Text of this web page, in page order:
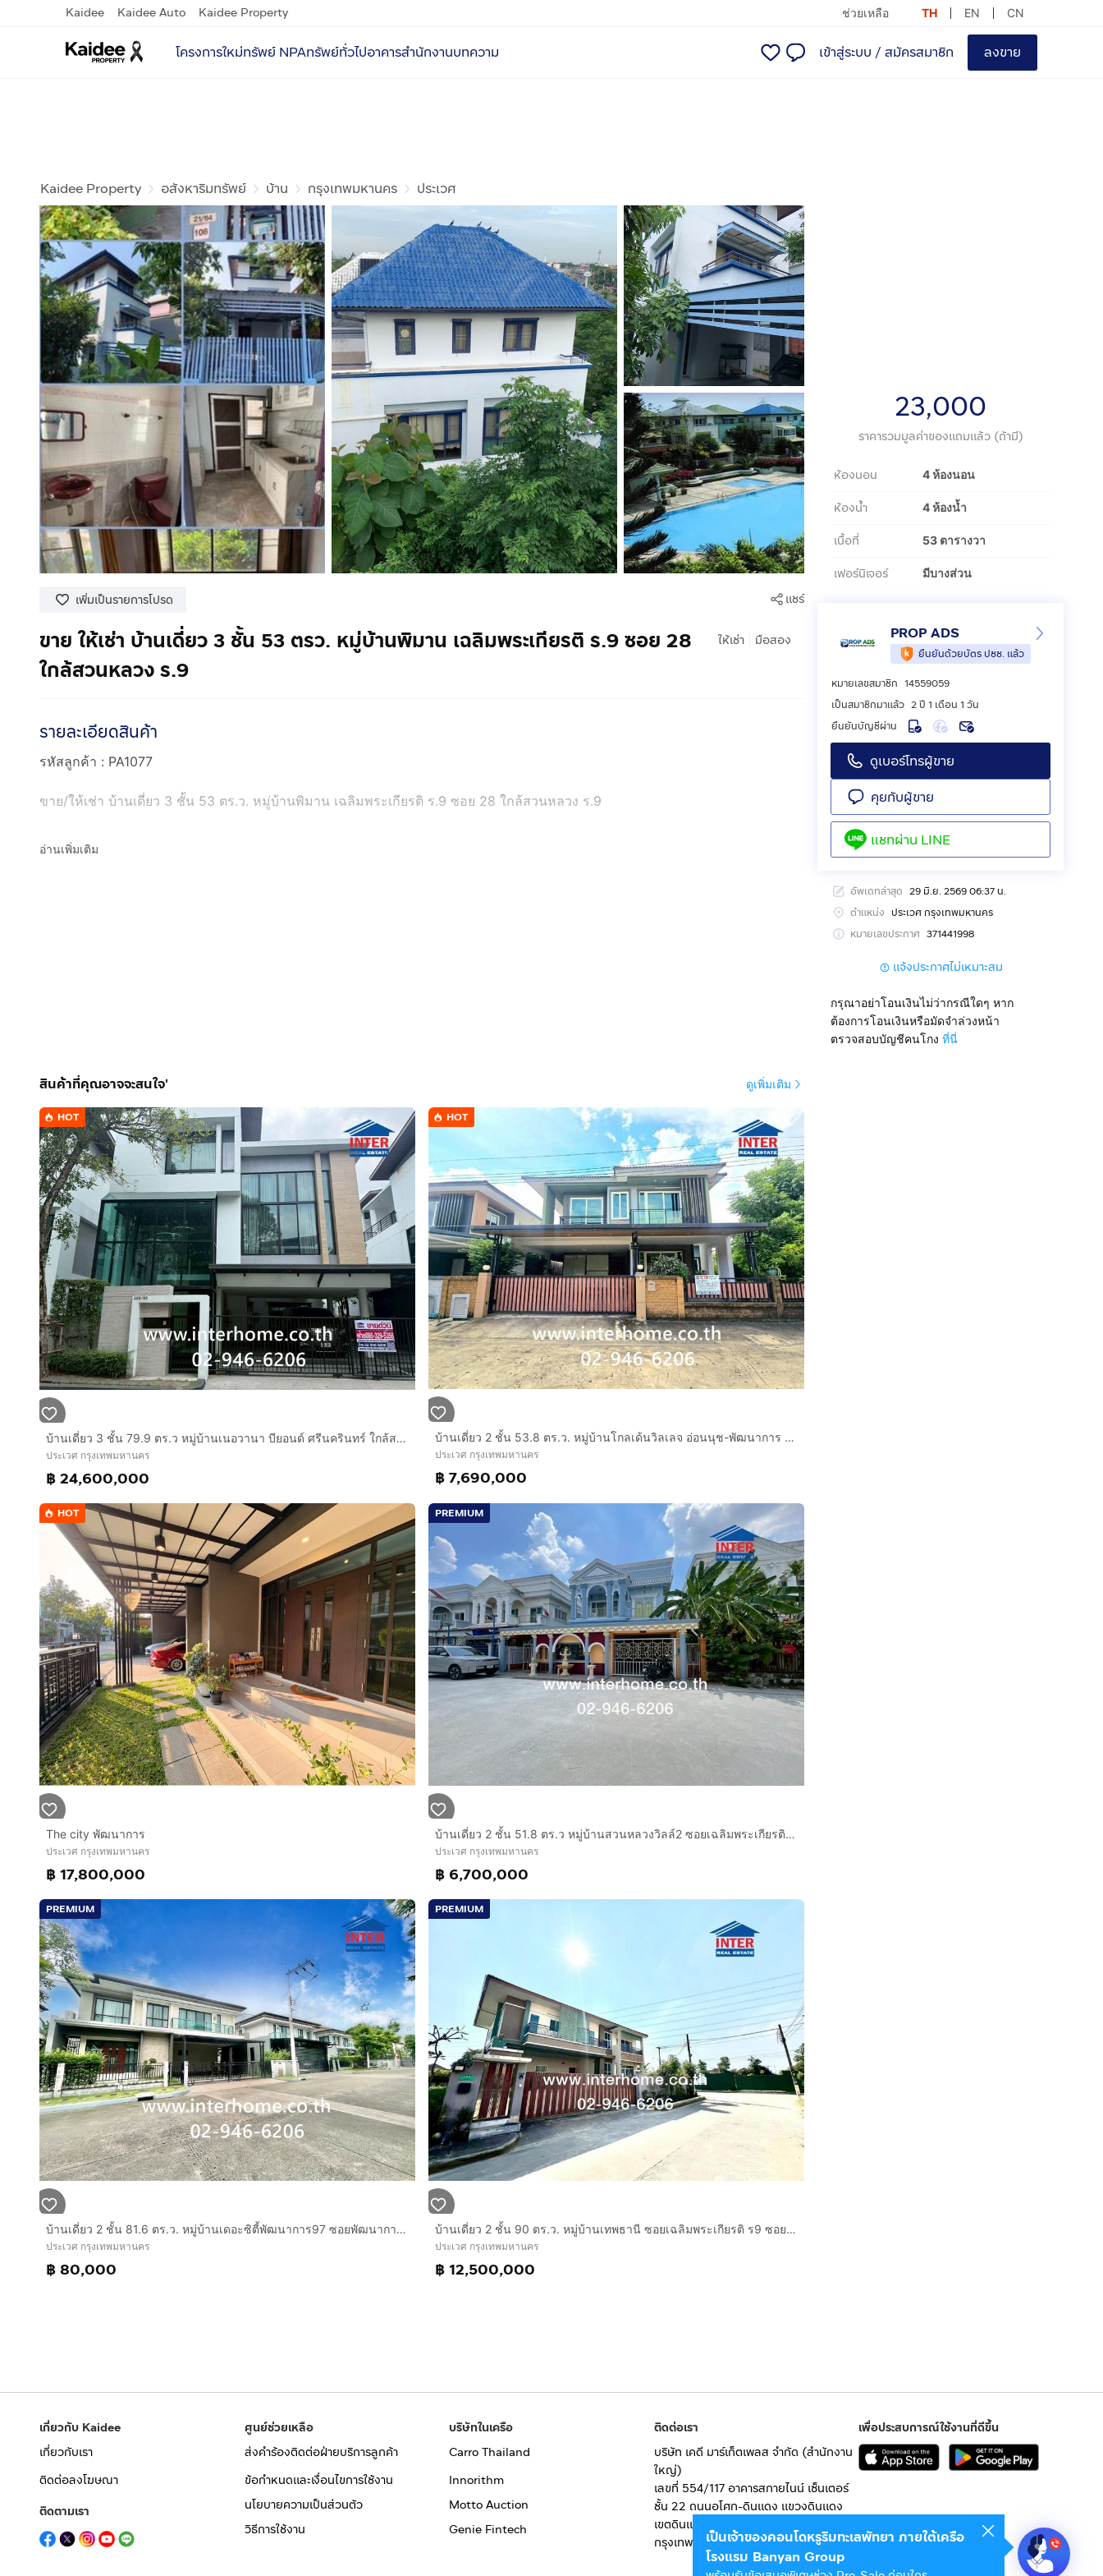
Kaidee Kaidee Auto Kaidee Property ช่วยเหลือ TH EN CN
โครงการใหม่ทรัพย์ NPAทรัพย์ทั่วไปอาคารสำนักงานบทความ เข้าสู่ระบบ / สมัครสมาชิก ลงขาย
Kaidee Property อสังหาริมทรัพย์ บ้าน กรุงเทพมหานคร ประเวศ
เพิ่มเป็นรายการโปรด แชร์
ให้เช่า มือสอง
ขาย ให้เช่า บ้านเดี่ยว 3 ชั้น 53 ตรว. หมู่บ้านพิมาน เฉลิมพระเกียรติ ร.9 ซอย 28
ใกล้สวนหลวง ร.9
รายละเอียดสินค้า
รหัสลูกค้า : PA1077
ขาย/ให้เช่า บ้านเดี่ยว 3 ชั้น 53 ตร.ว. หมู่บ้านพิมาน เฉลิมพระเกียรติ ร.9 ซอย 28 ใกล้สวนหลวง ร.9
ที่ตั้ง : หมู่บ้านพิมาน แขวงหนองบอน เขตประเวศ กรุงเทพมหานคร 10250
- หมู่บ้านพิมานติดถนนเฉลิมพระเกียรติ ร.9 ซอย 28 (ถนน 4 เลน)
- เดินทางสะดวก เข้า-ออกได้หลายเส้นทาง
- บรรยากาศร่มรื่นและเงียบสงบ เหมาะกับการอยู่อาศัย
สถานที่ใกล้เคียง
- สวนหลวง ร.9 / สวน 50 พรรษาฯ
- ม.รามคำแหง วิทยาเขตบางนา
- ซีคอนสแควร์ ศรีนครินทร์
- พาราไดซ์ พาร์ค
- โรงพยาบาลสินแพทย์ ศรีนครินทร์
- โรงพยาบาลไทยนครินทร์
- รถไฟฟ้าสายสีเหลือง สถานีสวนหลวง ร.9
ราคาขาย : 4,900,000 บาท
ราคาเช่า : 23,000 บาท/ เดือน
สนใจติดต่อ
คุณเพ็ญศรี :กดเพื่อดูเบอร์โทร xxxxxx868 กดเพื่อดูเบอร์โทร xxxxxx016
อ่านเพิ่มเติม
23,000
ราคารวมมูลค่าของแถมแล้ว (ถ้ามี)
ห้องนอน 4 ห้องนอน
ห้องน้ำ 4 ห้องน้ำ
เนื้อที่ 53 ตารางวา
เฟอร์นิเจอร์ มีบางส่วน
PROP ADS
ยืนยันด้วยบัตร ปชช. แล้ว
หมายเลขสมาชิก 14559059
เป็นสมาชิกมาแล้ว 2 ปี 1 เดือน 1 วัน
ยืนยันบัญชีผ่าน
ดูเบอร์โทรผู้ขาย
คุยกับผู้ขาย
แชทผ่าน LINE
อัพเดทล่าสุด 29 มิ.ย. 2569 06:37 น.
ตำแหน่ง ประเวศ กรุงเทพมหานคร
หมายเลขประกาศ 371441998
แจ้งประกาศไม่เหมาะสม
กรุณาอย่าโอนเงินไม่ว่ากรณีใดๆ หาก
ต้องการโอนเงินหรือมัดจำล่วงหน้า
ตรวจสอบบัญชีคนโกง ที่นี่
สินค้าที่คุณอาจจะสนใจ' ดูเพิ่มเติม
HOT
บ้านเดี่ยว 3 ชั้น 79.9 ตร.ว หมู่บ้านเนอวานา บียอนด์ ศรีนครินทร์ ใกล้สวนหลวง ร.9 ซอยเฉลิมพระเกียรติ ร9 ซอย26,28 ถนนเฉลิมพระเกียรติร9
ประเวศ กรุงเทพมหานคร
฿ 24,600,000
HOT
บ้านเดี่ยว 2 ชั้น 53.8 ตร.ว. หมู่บ้านโกลเด้นวิลเลจ อ่อนนุช-พัฒนาการ ซอยอ่อนนุช65 แยก14 ถนนอ่อนนุช ถนนสุขุมวิท77 เขตประเวศ กรุงเทพมหานคร
ประเวศ กรุงเทพมหานคร
฿ 7,690,000
HOT
The city พัฒนาการ
ประเวศ กรุงเทพมหานคร
฿ 17,800,000
PREMIUM
บ้านเดี่ยว 2 ชั้น 51.8 ตร.ว หมู่บ้านสวนหลวงวิลล์2 ซอยเฉลิมพระเกียรติ ร9 ซอย28 แยก8 ถนนเฉลิมพระเกียรติร.9 เขตประเวศ กรุงเทพมหานคร
ประเวศ กรุงเทพมหานคร
฿ 6,700,000
PREMIUM
บ้านเดี่ยว 2 ชั้น 81.6 ตร.ว. หมู่บ้านเดอะซิตี้พัฒนาการ97 ซอยพัฒนาการ97 ถนนพัฒนาการตัดใหม่ ถนนศรีนครินทร์ เขตประเวศ กรุงเทพมหานคร
ประเวศ กรุงเทพมหานคร
฿ 80,000
PREMIUM
บ้านเดี่ยว 2 ชั้น 90 ตร.ว. หมู่บ้านเทพธานี ซอยเฉลิมพระเกียรติ ร9 ซอย62 แยก6 ถนนเฉลิมพระเกียรติ ร.9 เขตประเวศ กรุงเทพมหานคร
ประเวศ กรุงเทพมหานคร
฿ 12,500,000
เกี่ยวกับ Kaidee
เกี่ยวกับเรา
ติดต่อลงโฆษณา
ติดตามเรา
ศูนย์ช่วยเหลือ
ส่งคำร้องติดต่อฝ่ายบริการลูกค้า
ข้อกำหนดและเงื่อนไขการใช้งาน
นโยบายความเป็นส่วนตัว
วิธีการใช้งาน
บริษัทในเครือ
Carro Thailand
Innorithm
Motto Auction
Genie Fintech
ติดต่อเรา
บริษัท เคดี มาร์เก็ตเพลส จำกัด (สำนักงาน
ใหญ่)
เลขที่ 554/117 อาคารสกายไนน์ เซ็นเตอร์
ชั้น 22 ถนนอโศก-ดินแดง แขวงดินแดง
เขตดินแดง
กรุงเทพมหานคร 10400
เพื่อประสบการณ์ใช้งานที่ดีขึ้น
เป็นเจ้าของคอนโดหรูริมทะเลพัทยา ภายใต้เครือ
โรงแรม Banyan Group